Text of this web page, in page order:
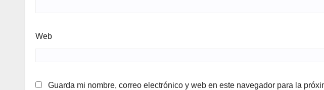
Web
Guarda mi nombre, correo electrónico y web en este navegador para la